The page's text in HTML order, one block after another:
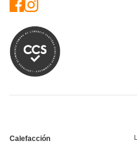
Calefacción